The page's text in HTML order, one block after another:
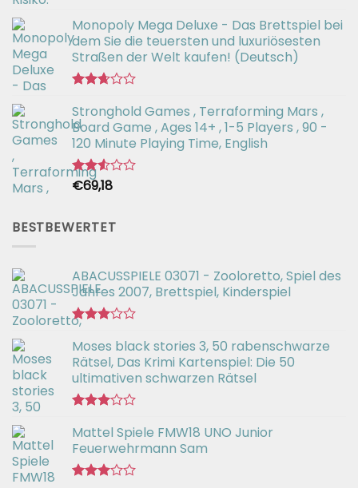
mit
2.66
von 5
Monopoly Mega Deluxe - Das Brettspiel bei
dem Sie die teuersten und luxuriösesten
Straßen der Welt kaufen! (Deutsch)
mit
2.64
von 5
Stronghold Games , Terraforming Mars ,
Board Game , Ages 14+ , 1-5 Players , 90 -
120 Minute Playing Time, English
Bewertet
von 5
€69,18
BESTBEWERTET
ABACUSSPIELE 03071 - Zooloretto, Spiel des
Jahres 2007, Brettspiel, Kinderspiel
mit
3.02
von 5
Moses black stories 3, 50 rabenschwarze
Rätsel, Das Krimi Kartenspiel: Die 50
ultimativen schwarzen Rätsel
mit
3.00
von 5
Mattel Spiele FMW18 UNO Junior
Feuerwehrmann Sam